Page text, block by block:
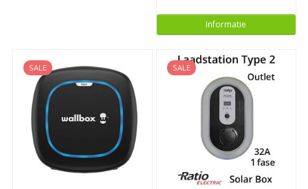
Informatie
SALE SALE